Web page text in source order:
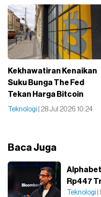
Kekhawatiran Kenaikan
Suku Bunga The Fed
Tekan Harga Bitcoin
Teknologi | 28 Jul 2026 10:24
Baca Juga
Alphabet
Rp447
Teknologi